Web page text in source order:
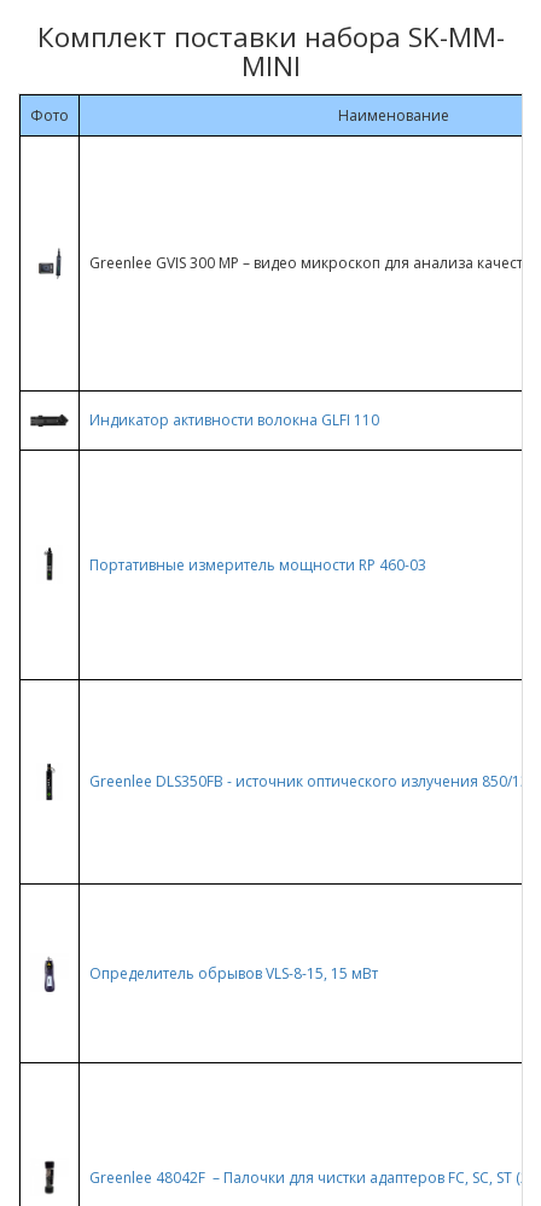
Комплект поставки набора SK-MM-
MINI
Фото Наименование
Greenlee GVIS 300 MP – видео микроскоп для анализа
Индикатор активности волокна GLFI 110
Портативные измеритель мощности RP 460-03
Greenlee DLS350FB - источник оптического излучения 850/
Определитель обрывов VLS-8-15, 15 мВт
Greenlee 48042F – Палочки для чистки адаптеров FC, SC, ST